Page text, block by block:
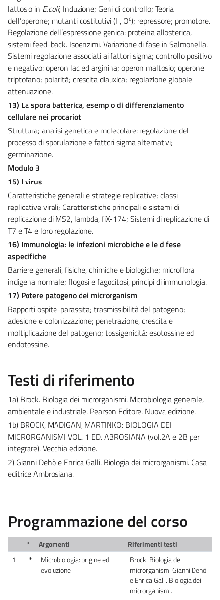
lattosio in E.coli; Induzione; Geni di controllo; Teoria
dell’operone; mutanti costitutivi (I-, Oc); repressore; promotore.
Regolazione dell’espressione genica: proteina allosterica,
sistemi feed-back. Isoenzimi. Variazione di fase in Salmonella.
Sistemi regolazione associati ai fattori sigma; controllo positivo
e negativo: operon lac ed arginina; operon maltosio; operone
triptofano; polarità; crescita diauxica; regolazione globale;
attenuazione.
13) La spora batterica, esempio di differenziamento
cellulare nei procarioti
Struttura; analisi genetica e molecolare: regolazione del
processo di sporulazione e fattori sigma alternativi;
germinazione.
Modulo 3
15) I virus
Caratteristiche generali e strategie replicative; classi
replicative virali; Caratteristiche principali e sistemi di
replicazione di MS2, lambda, fiX-174; Sistemi di replicazione di
T7 e T4 e loro regolazione.
16) Immunologia: le infezioni microbiche e le difese
aspecifiche
Barriere generali, fisiche, chimiche e biologiche; microflora
indigena normale; flogosi e fagocitosi, principi di immunologia.
17) Potere patogeno dei microrganismi
Rapporti ospite-parassita; trasmissibilità del patogeno;
adesione e colonizzazione; penetrazione, crescita e
moltiplicazione del patogeno; tossigenicità: esotossine ed
endotossine.
Testi di riferimento
1a) Brock. Biologia dei microrganismi. Microbiologia generale,
ambientale e industriale. Pearson Editore. Nuova edizione.
1b) BROCK, MADIGAN, MARTINKO: BIOLOGIA DEI
MICRORGANISMI VOL. 1 ED. ABROSIANA (vol.2A e 2B per
integrare). Vecchia edizione.
2) Gianni Dehò e Enrica Galli. Biologia dei microrganismi. Casa
editrice Ambrosiana.
Programmazione del corso
* Argomenti
Riferimenti testi
1
*
Microbiologia: origine ed
evoluzione
Brock. Biologia dei
microrganismi Gianni Dehò
e Enrica Galli. Biologia dei
microrganismi.